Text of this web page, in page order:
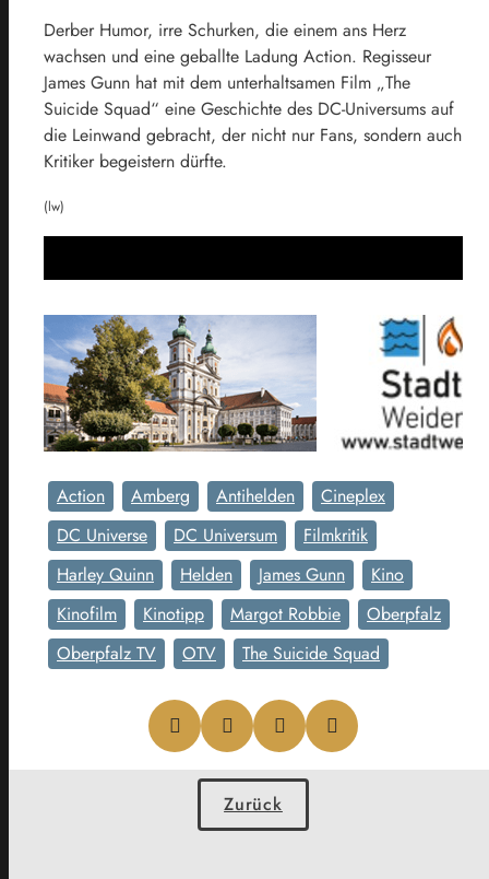
Derber Humor, irre Schurken, die einem ans Herz
wachsen und eine geballte Ladung Action. Regisseur
James Gunn hat mit dem unterhaltsamen Film „The
Suicide Squad“ eine Geschichte des DC-Universums auf
die Leinwand gebracht, der nicht nur Fans, sondern auch
Kritiker begeistern dürfte.
(lw)
Action Amberg Antihelden
Cineplex
DC Universe
DC Universum
Filmkritik
Harley Quinn
Helden James Gunn
Kino
Kinofilm
Kinotipp Margot Robbie
Oberpfalz
Oberpfalz TV
OTV The Suicide Squad
Zurück